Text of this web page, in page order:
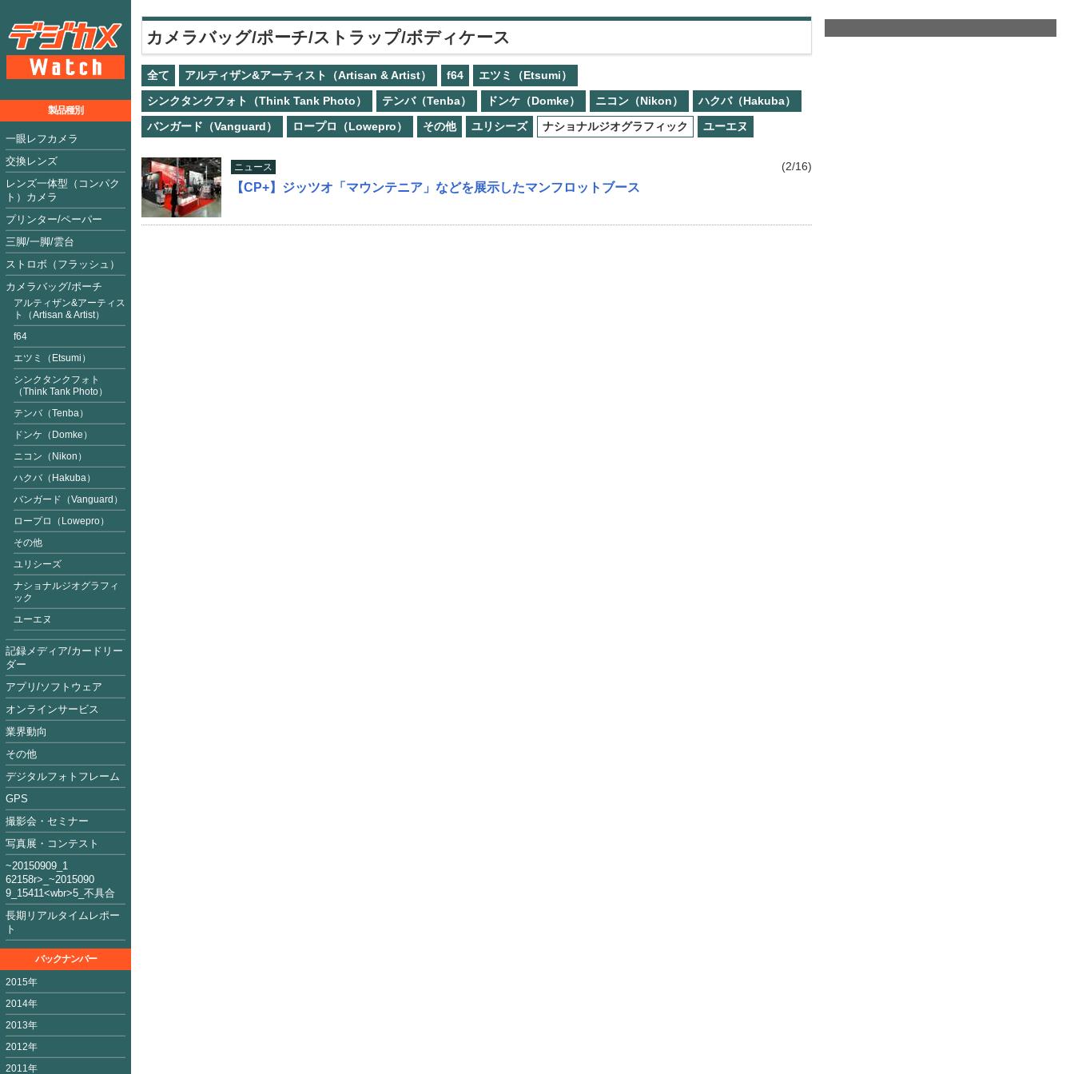
カメラバッグ/ポーチ/ストラップ/ボディケース
全て アルティザン&アーティスト（Artisan & Artist） f64
エツミ（Etsumi）
シンクタンクフォト（Think Tank Photo）
テンバ（Tenba） ドンケ（Domke） ニコン（Nikon）
ハクバ（Hakuba）
バンガード（Vanguard）
ロープロ（Lowepro） その他 ユリシーズ ナショナルジオグラフィック ユーエヌ
(2/16)
ニュース
【CP+】ジッツオ「マウンテニア」などを展示したマンフロットブース
製品種別
一眼レフカメラ
交換レンズ
レンズ一体型（コンパク
ト）カメラ
プリンター/ペーパー
三脚/一脚/雲台
ストロボ（フラッシュ）
カメラバッグ/ポーチ
アルティザン&アーティス
ト（Artisan & Artist）
f64
エツミ（Etsumi）
シンクタンクフォト
（Think Tank Photo）
テンバ（Tenba）
ドンケ（Domke）
ニコン（Nikon）
ハクバ（Hakuba）
バンガード（Vanguard ）
ロープロ（Lowepro）
その他
ユリシーズ
ナショナルジオグラフィ
ック
ユーエヌ
記録メディア/カードリー
ダー
アプリ/ソフトウェア
オンラインサービス
業界動向
その他
デジタルフォトフレーム
GPS
撮影会・セミナー
写真展・コンテスト
~20150909_1
62158r>_~2015090
9_15411<wbr>5_不具合
長期リアルタイムレポー
ト
バックナンバー
2015年
2014年
2013年
2012年
2011年